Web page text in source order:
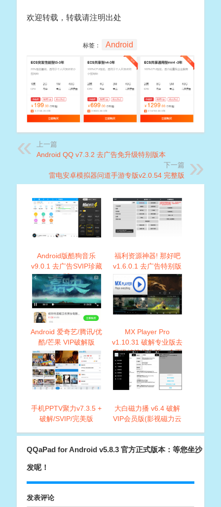
欢迎转载，转载请注明出处
标签： Android
上一篇
Android QQ v7.3.2 去广告免升级特别版本
下一篇
雷电安卓模拟器问道手游专版v2.0.54 完整版
Android版酷狗音乐
v9.0.1 去广告SVIP珍藏
版
福利资源神器! 那好吧
v1.6.0.1 去广告特别版
Android 爱奇艺/腾讯/优
酷/芒果 VIP破解版
MX Player Pro
v1.10.31 破解专业版去
升级精简优化版，全面
支持Android系统
手机PPTV聚力v7.3.5 +
破解/SVIP/完美版
大白磁力播 v6.4 破解
VIP会员版(影视磁力云
QQaPad for Android v5.8.3 官方正式版本：等您坐沙
发呢！
发表评论